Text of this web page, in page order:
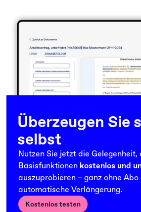
Überzeugen Sie
selbst
Nutzen Sie jetzt die Gelegenheit,
Basisfunktionen kostenlos und
auszuprobieren – ganz ohne Abo
automatische Verlängerung.
Kostenlos testen